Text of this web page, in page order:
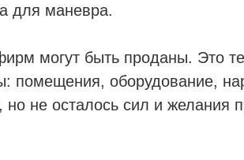
для маневра.
могут быть проданы. Это
помещения, оборудование,
но не осталось сил и желания